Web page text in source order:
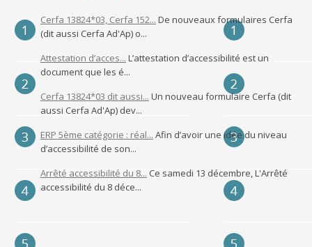
Cerfa 13824*03, Cerfa 152... De nouveaux formulaires Cerfa
(dit aussi Cerfa Ad'Ap) o...
Attestation d’acces... L’attestation d’accessibilité est un
document que les é...
Cerfa 13824*03 dit aussi... Un nouveau formulaire Cerfa (dit
aussi Cerfa Ad'Ap) dev...
ERP 5ème catégorie : réal... Afin d’avoir une idée du niveau
d’accessibilité de son...
Arrêté accessibilité du 8... Ce samedi 13 décembre, L'Arrêté
accessibilité du 8 déce...